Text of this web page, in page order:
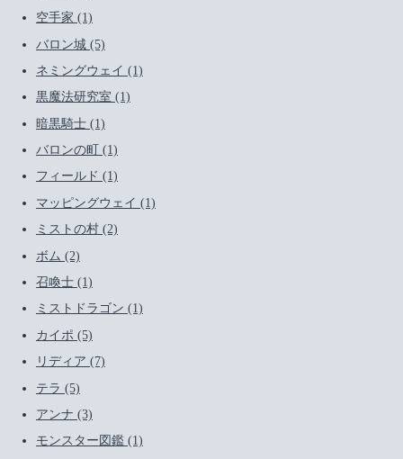
空手家 (1)
バロン城 (5)
ネミングウェイ (1)
黒魔法研究室 (1)
暗黒騎士 (1)
バロンの町 (1)
フィールド (1)
マッピングウェイ (1)
ミストの村 (2)
ボム (2)
召喚士 (1)
ミストドラゴン (1)
カイポ (5)
リディア (7)
テラ (5)
アンナ (3)
モンスター図鑑 (1)